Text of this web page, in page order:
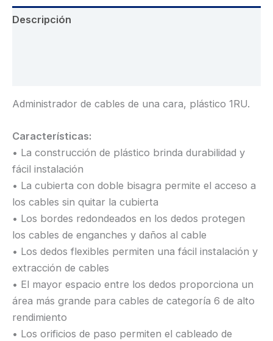
Descripción
Administrador de cables de una cara, plástico 1RU.
Características:
• La construcción de plástico brinda durabilidad y
fácil instalación
• La cubierta con doble bisagra permite el acceso a
los cables sin quitar la cubierta
• Los bordes redondeados en los dedos protegen
los cables de enganches y daños al cable
• Los dedos flexibles permiten una fácil instalación y
extracción de cables
• El mayor espacio entre los dedos proporciona un
área más grande para cables de categoría 6 de alto
rendimiento
• Los orificios de paso permiten el cableado de